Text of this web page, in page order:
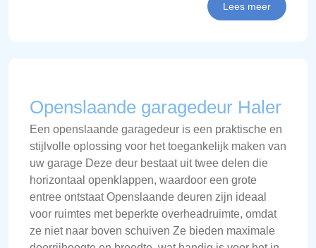
Lees meer
Openslaande garagedeur Haler
Een openslaande garagedeur is een praktische en
stijlvolle oplossing voor het toegankelijk maken van
uw garage Deze deur bestaat uit twee delen die
horizontaal openklappen, waardoor een grote
entree ontstaat Openslaande deuren zijn ideaal
voor ruimtes met beperkte overheadruimte, omdat
ze niet naar boven schuiven Ze bieden maximale